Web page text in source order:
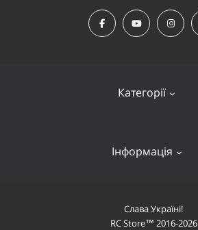
Категорії
Квадрокоптери
Літаки
Інформація
Оплата і доставка
Слава Україні!
RC Store™ 2016-2026